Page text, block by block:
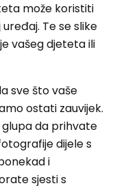
može koristiti
Te se slike
vašeg djeteta ili
sve što vaše
ostati zauvijek.
glupa da prihvate
dijele s
i
sjesti s